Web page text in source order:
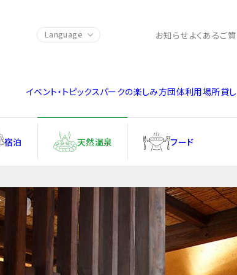
Language
宿泊 天然温泉 フード
イベント・トピックスパークの楽しみ方団体利用場所貸し
お知らせよくあるご